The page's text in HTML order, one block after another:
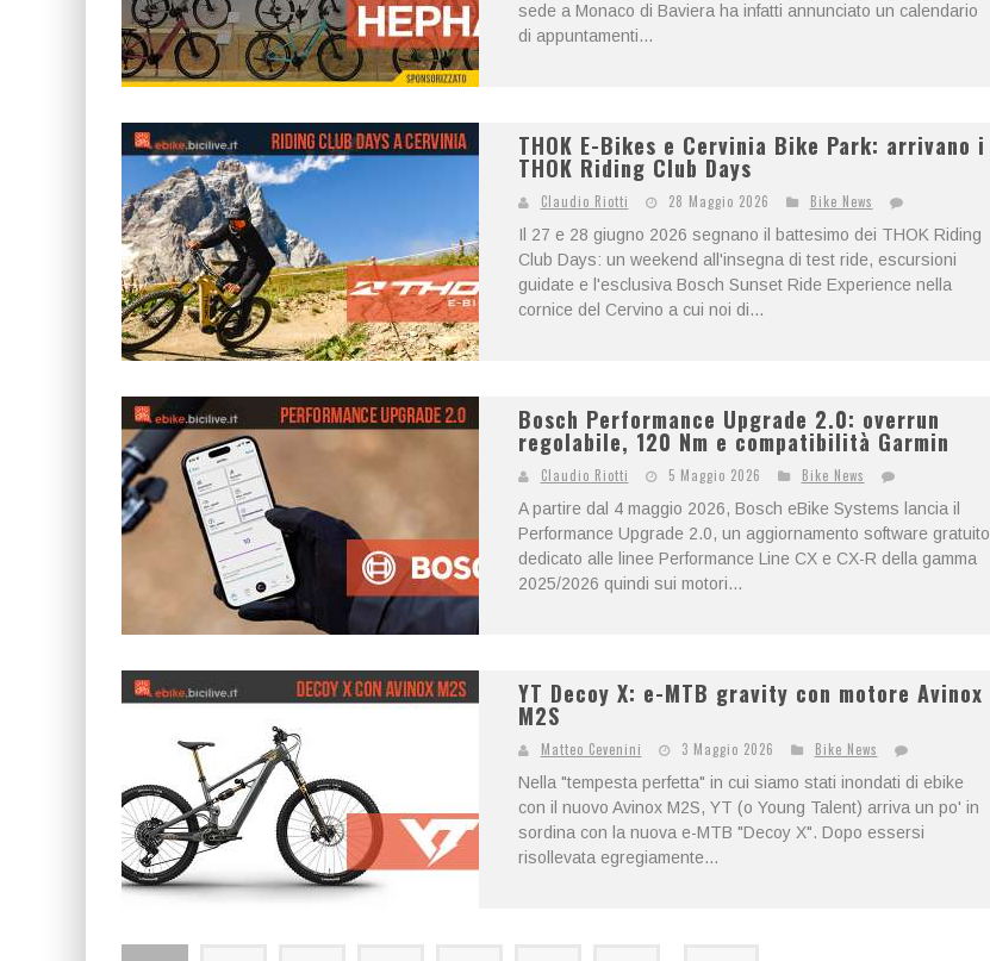
sede a Monaco di Baviera ha infatti annunciato un calendario
di appuntamenti...
THOK E-Bikes e Cervinia Bike Park: arrivano i
THOK Riding Club Days
Claudio Riotti 28 Maggio 2026
Bike News
Il 27 e 28 giugno 2026 segnano il battesimo dei THOK Riding
Club Days: un weekend all'insegna di test ride, escursioni
guidate e l'esclusiva Bosch Sunset Ride Experience nella
cornice del Cervino a cui noi di...
Bosch Performance Upgrade 2.0: overrun
regolabile, 120 Nm e compatibilità Garmin
Claudio Riotti 5 Maggio 2026
Bike News
A partire dal 4 maggio 2026, Bosch eBike Systems lancia il
Performance Upgrade 2.0, un aggiornamento software gratuito
dedicato alle linee Performance Line CX e CX-R della gamma
2025/2026 quindi sui motori...
YT Decoy X: e-MTB gravity con motore Avinox
M2S
Matteo Cevenini 3 Maggio 2026
Bike News
Nella "tempesta perfetta" in cui siamo stati inondati di ebike
con il nuovo Avinox M2S, YT (o Young Talent) arriva un po' in
sordina con la nuova e-MTB "Decoy X". Dopo essersi
risollevata egregiamente...